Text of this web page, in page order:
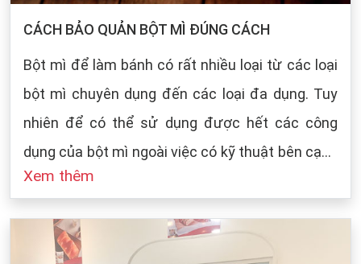
CÁCH BẢO QUẢN BỘT MÌ ĐÚNG CÁCH
Bột mì để làm bánh có rất nhiều loại từ các loại
bột mì chuyên dụng đến các loại đa dụng. Tuy
nhiên để có thể sử dụng được hết các công
dụng của bột mì ngoài việc có kỹ thuật bên cạnh
đó cũng dựa vào sự bảo quản của chúng ta khi
cách bảo quản chung cho các loại bột mì:
Xem thêm